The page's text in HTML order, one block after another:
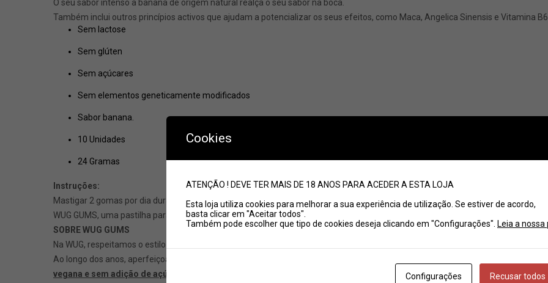
O seu sabor intenso a banana de origem natural realça o seu sabor na boca.
Também inclui outros princípios activos que ajudam a potencializar os seus efeitos, como Maca, Angelica Sinensis e Vitamina B6.
Sem lactose
Sem glúten
Sem açúcares
Sem elementos geneticamente modificados
Sabor banana.
10 Unidades
24 Gramas
Instruções:
Mastigar 2 gomas por dia durante 2 semanas é o recomendado para atingir o efeito desejado.
WUG GUMS, uma pastilha para cada momento da vida
SOBRE WUG GUMS
Na WUG, respeitamos o estilo de vida e os hábitos alimentares de todos.
Ao longo dos anos, aperfeiçoamos as nossas fórmulas para que possa ter uma pastilha de excelente sabor, feita com
vegana e sem adição de açúcar.
Cookies
ATENÇÃO ! DEVE TER MAIS DE 18 ANOS PARA ACEDER A ESTA LOJA
Esta loja utiliza cookies para melhorar a sua experiência de utilização. Se estiver de acordo,
basta clicar em "Aceitar todos".
Também pode escolher que tipo de cookies deseja clicando em "Configurações". Leia a
Configurações Recusar todos